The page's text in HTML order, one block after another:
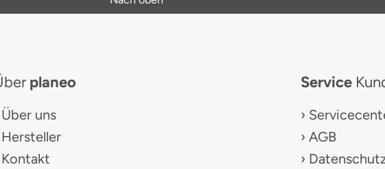
planeo
Über uns
Hersteller
Kontakt
Service
AGB